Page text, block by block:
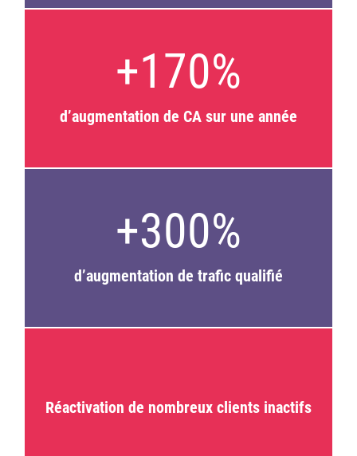
+170%
d’augmentation de CA sur une année
+300%
d’augmentation de trafic qualifié
Réactivation de nombreux clients inactifs